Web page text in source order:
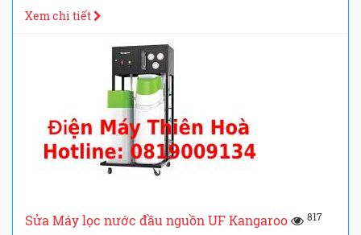
Xem chi tiết
Sửa Máy lọc nước đầu nguồn UF Kangaroo 817